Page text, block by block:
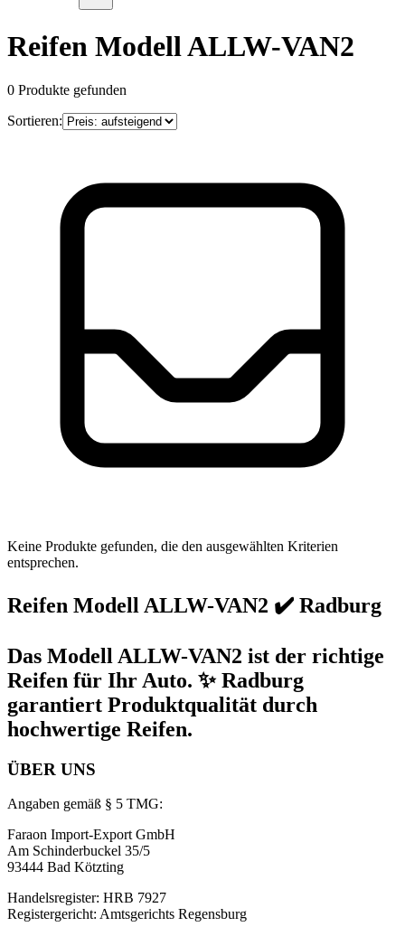
Reifen Modell ALLW-VAN2
0 Produkte gefunden
Sortieren:
Keine Produkte gefunden, die den ausgewählten Kriterien
entsprechen.
Reifen Modell ALLW-VAN2 ✔️ Radburg
Das Modell ALLW-VAN2 ist der richtige
Reifen für Ihr Auto. ✨ Radburg
garantiert Produktqualität durch
hochwertige Reifen.
ÜBER UNS
Angaben gemäß § 5 TMG:
Faraon Import-Export GmbH
Am Schinderbuckel 35/5
93444 Bad Kötzting
Handelsregister: HRB 7927
Registergericht: Amtsgerichts Regensburg